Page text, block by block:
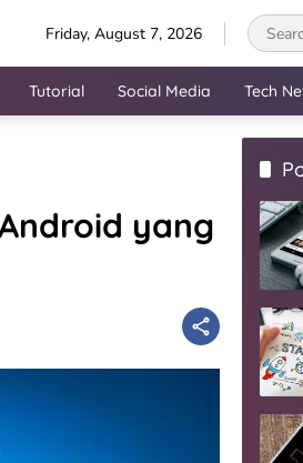
Friday, August 7, 2026
Tutorial Social Media Tech
yang